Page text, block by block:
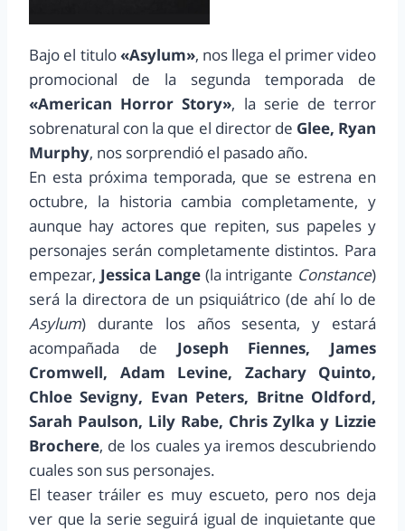
Bajo el titulo«Asylum», nos llega el primer video
promocional de la segunda temporada de
«American Horror Story», la serie de terror
sobrenatural con la que el director de Glee, Ryan
Murphy, nos sorprendió el pasado año.
En esta próxima temporada, que se estrena en
octubre, la historia cambia completamente, y
aunque hay actores que repiten, sus papeles y
personajes serán completamente distintos. Para
empezar, Jessica Lange (la intrigante Constance)
será la directora de un psiquiátrico (de ahí lo de
Asylum) durante los años sesenta, y estará
acompañada de Joseph Fiennes, James
Cromwell, Adam Levine, Zachary Quinto,
Chloe Sevigny, Evan Peters, Britne Oldford,
Sarah Paulson, Lily Rabe, Chris Zylka y Lizzie
Brochere, de los cuales ya iremos descubriendo
cuales son sus personajes.
El teaser tráiler es muy escueto, pero nos deja
ver que la serie seguirá igual de inquietante que